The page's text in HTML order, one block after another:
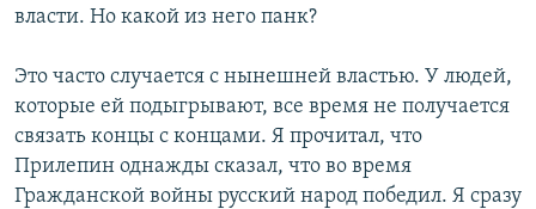
власти. Но какой из него панк?
Это часто случается с нынешней властью. У людей,
которые ей подыгрывают, все время не получается
связать концы с концами. Я прочитал, что
Прилепин однажды сказал, что во время
Гражданской войны русский народ победил. Я сразу